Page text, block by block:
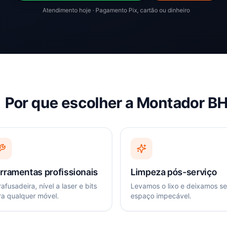
Atendimento hoje · Pagamento Pix, cartão ou dinheiro
Por que escolher a Montador
profissionais
nível a laser e bits
qualquer móvel.
Limpeza pós-serviço
Levamos o lixo e deixamos
espaço impecável.